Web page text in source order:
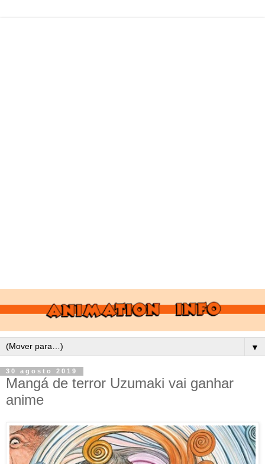
▼
30 agosto 2019
Mangá de terror Uzumaki vai ganhar
anime